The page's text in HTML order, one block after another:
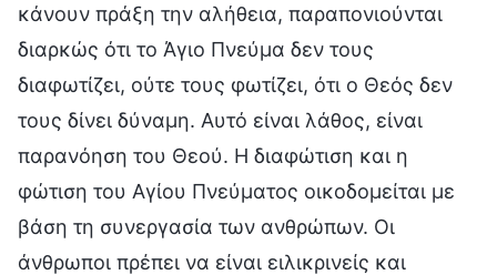
κάνουν πράξη την αλήθεια, παραπονιούνται
διαρκώς ότι το Άγιο Πνεύμα δεν τους
διαφωτίζει, ούτε τους φωτίζει, ότι ο Θεός δεν
τους δίνει δύναμη. Αυτό είναι λάθος, είναι
παρανόηση του Θεού. Η διαφώτιση και η
φώτιση του Αγίου Πνεύματος οικοδομείται με
βάση τη συνεργασία των ανθρώπων. Οι
άνθρωποι πρέπει να είναι ειλικρινείς και